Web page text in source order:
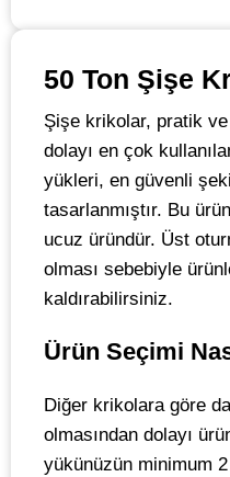
50 Ton Şişe
Şişe krikolar, pratik ve
dolayı en çok
yükleri, en güvenli
tasarlanmıştır. Bu
ucuz üründür. Üst
olması sebebiyle
kaldırabilirsiniz.
Ürün Seçimi
Diğer krikolara göre
olmasından dolayı
yükünüzün minimum